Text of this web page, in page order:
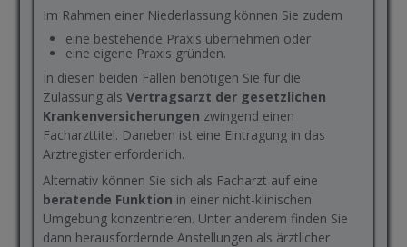
Im Rahmen einer Niederlassung können Sie zudem
eine bestehende Praxis übernehmen oder
eine eigene Praxis gründen.
In diesen beiden Fällen benötigen Sie für die
Zulassung alsVertragsarzt der gesetzlichen
Krankenversicherungen zwingend einen
Facharzttitel. Daneben ist eine Eintragung in das
Arztregister erforderlich.
Alternativ können Sie sich als Facharzt auf eine
beratende Funktion in einer nicht-klinischen
Umgebung konzentrieren. Unter anderem finden Sie
dann herausfordernde Anstellungen als ärztlicher